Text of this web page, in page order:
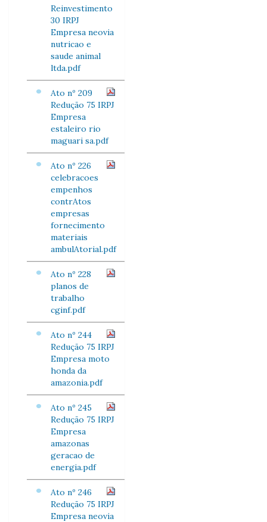
Reinvestimento
30 IRPJ
Empresa neovia
nutricao e
saude animal
ltda.pdf
Ato nº 209
Redução 75 IRPJ
Empresa
estaleiro rio
maguari sa.pdf
Ato nº 226
celebracoes
empenhos
contrAtos
empresas
fornecimento
materiais
ambulAtorial.pdf
Ato nº 228
planos de
trabalho
cginf.pdf
Ato nº 244
Redução 75 IRPJ
Empresa moto
honda da
amazonia.pdf
Ato nº 245
Redução 75 IRPJ
Empresa
amazonas
geracao de
energia.pdf
Ato nº 246
Redução 75 IRPJ
Empresa neovia